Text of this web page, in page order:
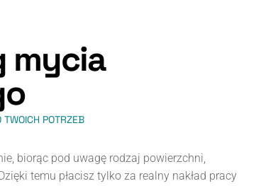
mycia
o
POTRZEB
biorąc pod uwagę rodzaj powierzchni,
temu płacisz tylko za realny nakład pracy